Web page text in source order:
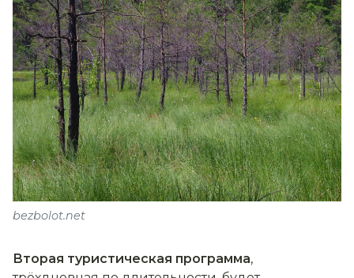
bezbolot.net
Вторая туристическая программа,